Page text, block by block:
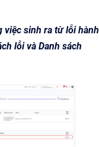
việc sinh ra từ lỗi hành
lỗi và Danh sách